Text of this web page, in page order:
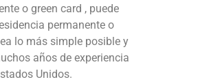
o green card , puede
permanente o
lo más simple posible y
años de experiencia
Unidos.